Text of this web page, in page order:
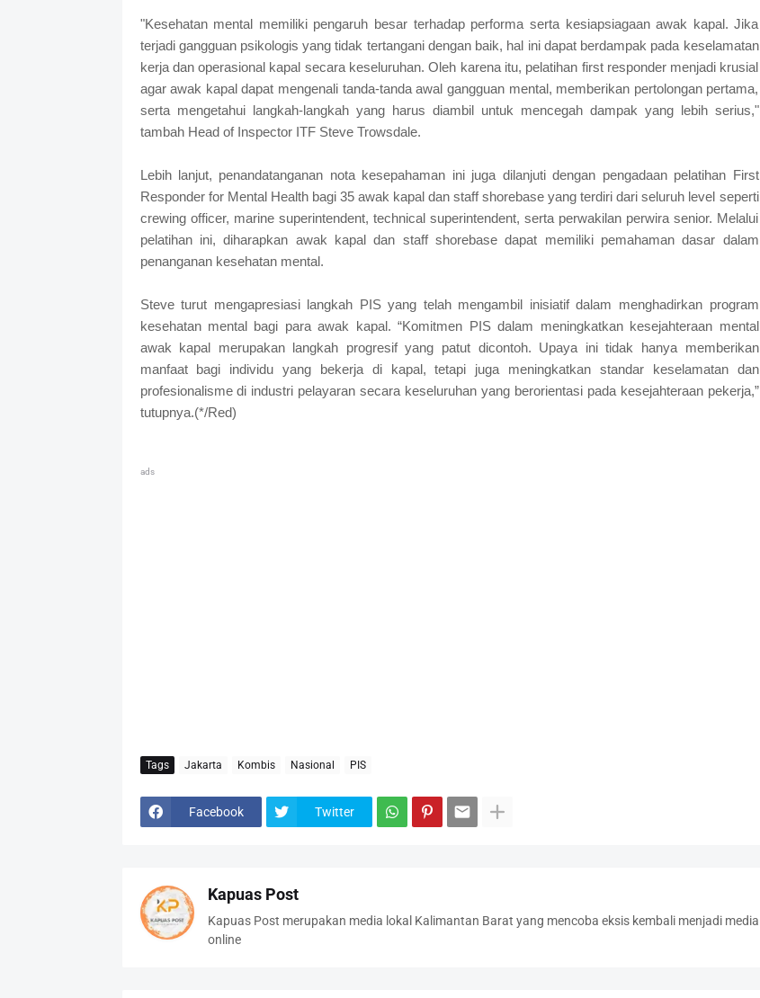
"Kesehatan mental memiliki pengaruh besar terhadap performa serta kesiapsiagaan awak kapal. Jika
terjadi gangguan psikologis yang tidak tertangani dengan baik, hal ini dapat berdampak pada keselamatan
kerja dan operasional kapal secara keseluruhan. Oleh karena itu, pelatihan first responder menjadi krusial
agar awak kapal dapat mengenali tanda-tanda awal gangguan mental, memberikan pertolongan pertama,
serta mengetahui langkah-langkah yang harus diambil untuk mencegah dampak yang lebih serius,"
tambah Head of Inspector ITF Steve Trowsdale.
Lebih lanjut, penandatanganan nota kesepahaman ini juga dilanjuti dengan pengadaan pelatihan First
Responder for Mental Health bagi 35 awak kapal dan staff shorebase yang terdiri dari seluruh level seperti
crewing officer, marine superintendent, technical superintendent, serta perwakilan perwira senior. Melalui
pelatihan ini, diharapkan awak kapal dan staff shorebase dapat memiliki pemahaman dasar dalam
penanganan kesehatan mental.
Steve turut mengapresiasi langkah PIS yang telah mengambil inisiatif dalam menghadirkan program
kesehatan mental bagi para awak kapal. “Komitmen PIS dalam meningkatkan kesejahteraan mental
awak kapal merupakan langkah progresif yang patut dicontoh. Upaya ini tidak hanya memberikan
manfaat bagi individu yang bekerja di kapal, tetapi juga meningkatkan standar keselamatan dan
profesionalisme di industri pelayaran secara keseluruhan yang berorientasi pada kesejahteraan pekerja,”
tutupnya.(*/Red)
ads
Tags Jakarta Kombis Nasional PIS
Facebook Twitter
Kapuas Post
Kapuas Post merupakan media lokal Kalimantan Barat yang mencoba eksis kembali menjadi media
online